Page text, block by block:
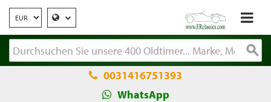
0031416751393
WhatsApp